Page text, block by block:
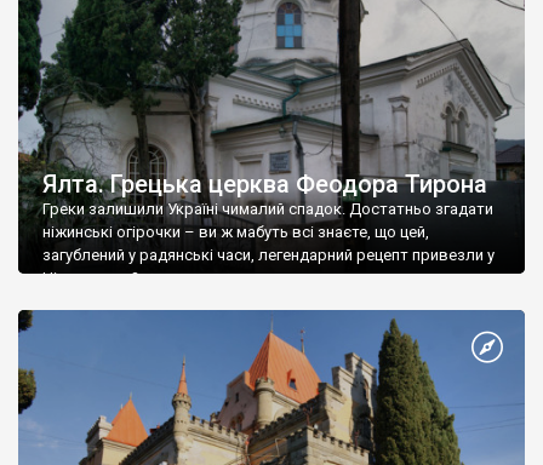
Ялта. Грецька церква Феодора Тирона
Греки залишили Україні чималий спадок. Достатньо згадати
ніжинські огірочки – ви ж мабуть всі знаєте, що цей,
загублений у радянські часи, легендарний рецепт привезли у
Ніжин греки?